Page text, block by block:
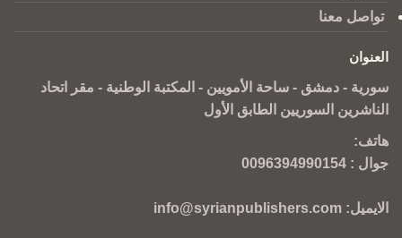
تواصل معنا
العنوان
سورية - دمشق - ساحة الأمويين - المكتبة الوطنية - مقر اتحاد
الناشرين السوريين الطابق الأول
هاتف:
جوال : 0096394990154
الايميل: info@syrianpublishers.com